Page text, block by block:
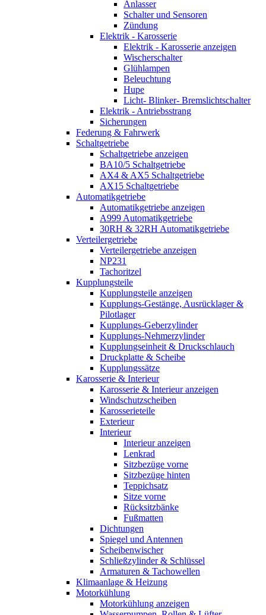
Anlasser
Schalter und Sensoren
Zündung
Elektrik - Karosserie
Elektrik - Karosserie anzeigen
Wischerschalter
Glühlampen
Beleuchtung
Hupe
Licht- Blinker- Bremslichtschalter
Elektrik - Antriebsstrang
Sicherungen
Federung & Fahrwerk
Schaltgetriebe
Schaltgetriebe anzeigen
BA10/5 Schaltgetriebe
AX4 & AX5 Schaltgetriebe
AX15 Schaltgetriebe
Automatikgetriebe
Automatikgetriebe anzeigen
A999 Automatikgetriebe
30RH & 32RH Automatikgetriebe
Verteilergetriebe
Verteilergetriebe anzeigen
NP231
Tachoritzel
Kupplungsteile
Kupplungsteile anzeigen
Kupplungs-Gestänge, Ausrücklager &
Pilotlager
Kupplungs-Geberzylinder
Kupplungs-Nehmerzylinder
Kupplungseinheit & Druckschlauch
Druckplatte & Scheibe
Kupplungssätze
Karosserie & Interieur
Karosserie & Interieur anzeigen
Windschutzscheiben
Karosserieteile
Exterieur
Interieur
Interieur anzeigen
Lenkrad
Sitzbezüge vorne
Sitzbezüge hinten
Teppichsatz
Sitze vorne
Rücksitzbänke
Fußmatten
Dichtungen
Spiegel und Antennen
Scheibenwischer
Schließzylinder & Schlüssel
Armaturen & Tachowellen
Klimaanlage & Heizung
Motorkühlung
Motorkühlung anzeigen